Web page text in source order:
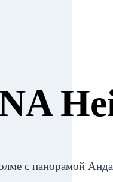
с панорамой